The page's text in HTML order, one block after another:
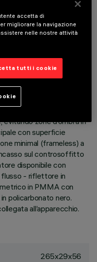
incasso per sorgenti
delle pareti. Il
zone d’ombra in
con superficie
minimal (frameless) a
sul controsoffitto
disponibile con
- riflettore in
in PMMA con
policarbonato nero.
all’apparecchio.
265x29x56
accetta di
migliorare la navigazione
nelle nostre attività
tutti i cookie